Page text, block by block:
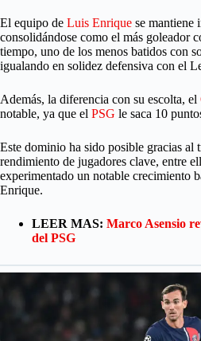
El equipo de Luis Enrique se mantiene
consolidándose como el más goleador
tiempo, uno de los menos batidos con
igualando en solidez defensiva con el
Además, la diferencia con su escolta, el
notable, ya que el PSG le saca 10
Este dominio ha sido posible gracias al
rendimiento de jugadores clave, entre
experimentado un notable crecimiento
Enrique.
LEER MAS: Marco Asensio
del PSG